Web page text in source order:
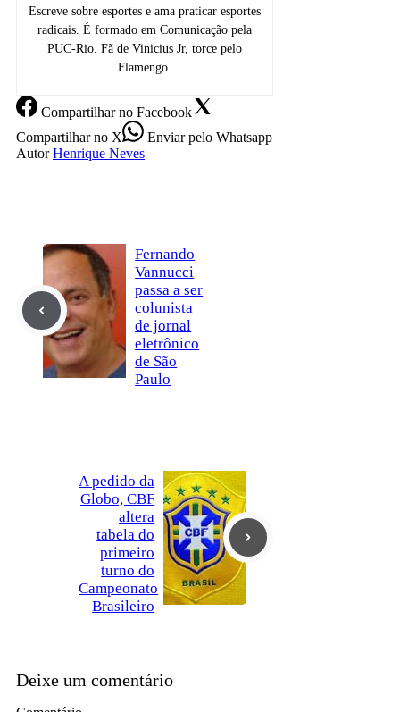
Escreve sobre esportes e ama praticar esportes
radicais. É formado em Comunicação pela
PUC-Rio. Fã de Vinicius Jr, torce pelo
Flamengo.
Compartilharno Facebook
Compartilharno X Enviarpelo Whatsapp
Autor Henrique Neves
Fernando
Vannucci
passa a ser
colunista
de jornal
eletrônico
de São
Paulo
A pedido da
Globo, CBF
altera
tabela do
primeiro
turno do
Campeonato
Brasileiro
Deixe um comentário